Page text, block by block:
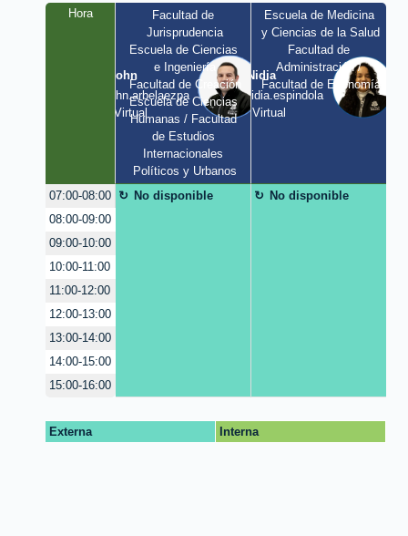
Hora
John
john.arbelaezpa
/ Virtual
Facultad de
Jurisprudencia
Escuela de Ciencias
e Ingeniería
Facultad de Creación
Escuela de Ciencias
Humanas / Facultad
de Estudios
Internacionales
Políticos y Urbanos
Nidia
nidia.espindola
/ Virtual
Escuela de Medicina
y Ciencias de la Salud
Facultad de
Administración /
Facultad de Economía
07:00-08:00 No disponible
No disponible
08:00-09:00
09:00-10:00
10:00-11:00
11:00-12:00
12:00-13:00
13:00-14:00
14:00-15:00
15:00-16:00
Externa Interna